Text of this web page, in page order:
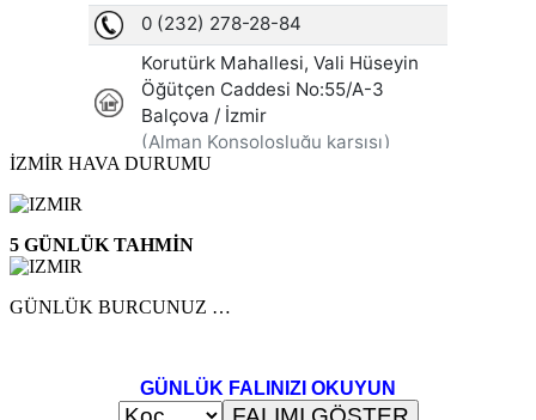
İZMİR HAVA DURUMU
5 GÜNLÜK TAHMİN
GÜNLÜK BURCUNUZ …
GÜNLÜK FALINIZI OKUYUN